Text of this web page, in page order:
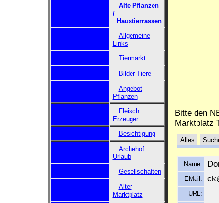
Alte Pflanzen
/
Haustierrassen
Allgemeine
Links
Tiermarkt
Bilder Tiere
Angebot
Pflanzen
Fleisch
Erzeuger
Besichtigung
Archehof
Urlaub
Gesellschaften
Alter
Marktplatz
Bitte den
Marktplatz
Alles
Name:
EMail:
URL: